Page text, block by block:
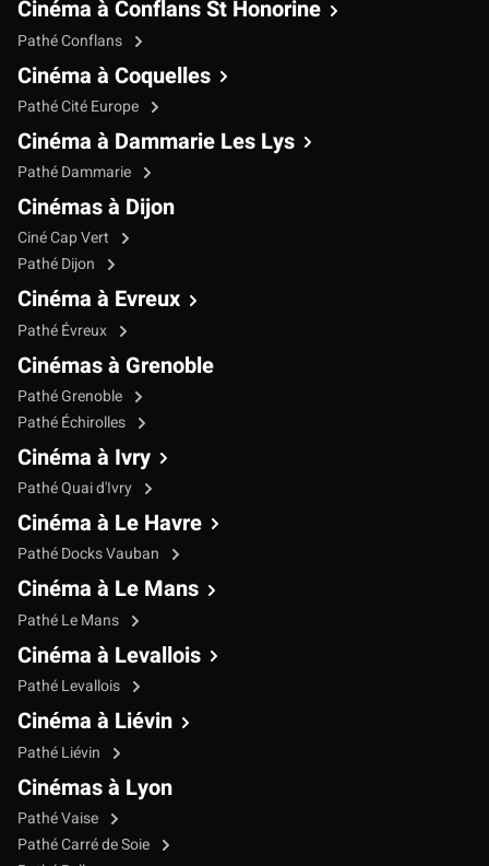
Cinéma à Conflans St Honorine
Pathé Conflans
Cinéma à Coquelles
Pathé Cité Europe
Cinéma à Dammarie Les Lys
Pathé Dammarie
Cinémas à Dijon
Ciné Cap Vert
Pathé Dijon
Cinéma à Evreux
Pathé Évreux
Cinémas à Grenoble
Pathé Grenoble
Pathé Échirolles
Cinéma à Ivry
Pathé Quai d'Ivry
Cinéma à Le Havre
Pathé Docks Vauban
Cinéma à Le Mans
Pathé Le Mans
Cinéma à Levallois
Pathé Levallois
Cinéma à Liévin
Pathé Liévin
Cinémas à Lyon
Pathé Vaise
Pathé Carré de Soie